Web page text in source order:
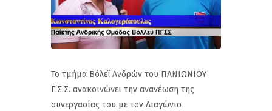
Το τμήμα Βόλεϊ Ανδρών του ΠΑΝΙΩΝΙΟΥ
Γ.Σ.Σ. ανακοινώνει την ανανέωση της
συνεργασίας του με τον Διαγώνιο